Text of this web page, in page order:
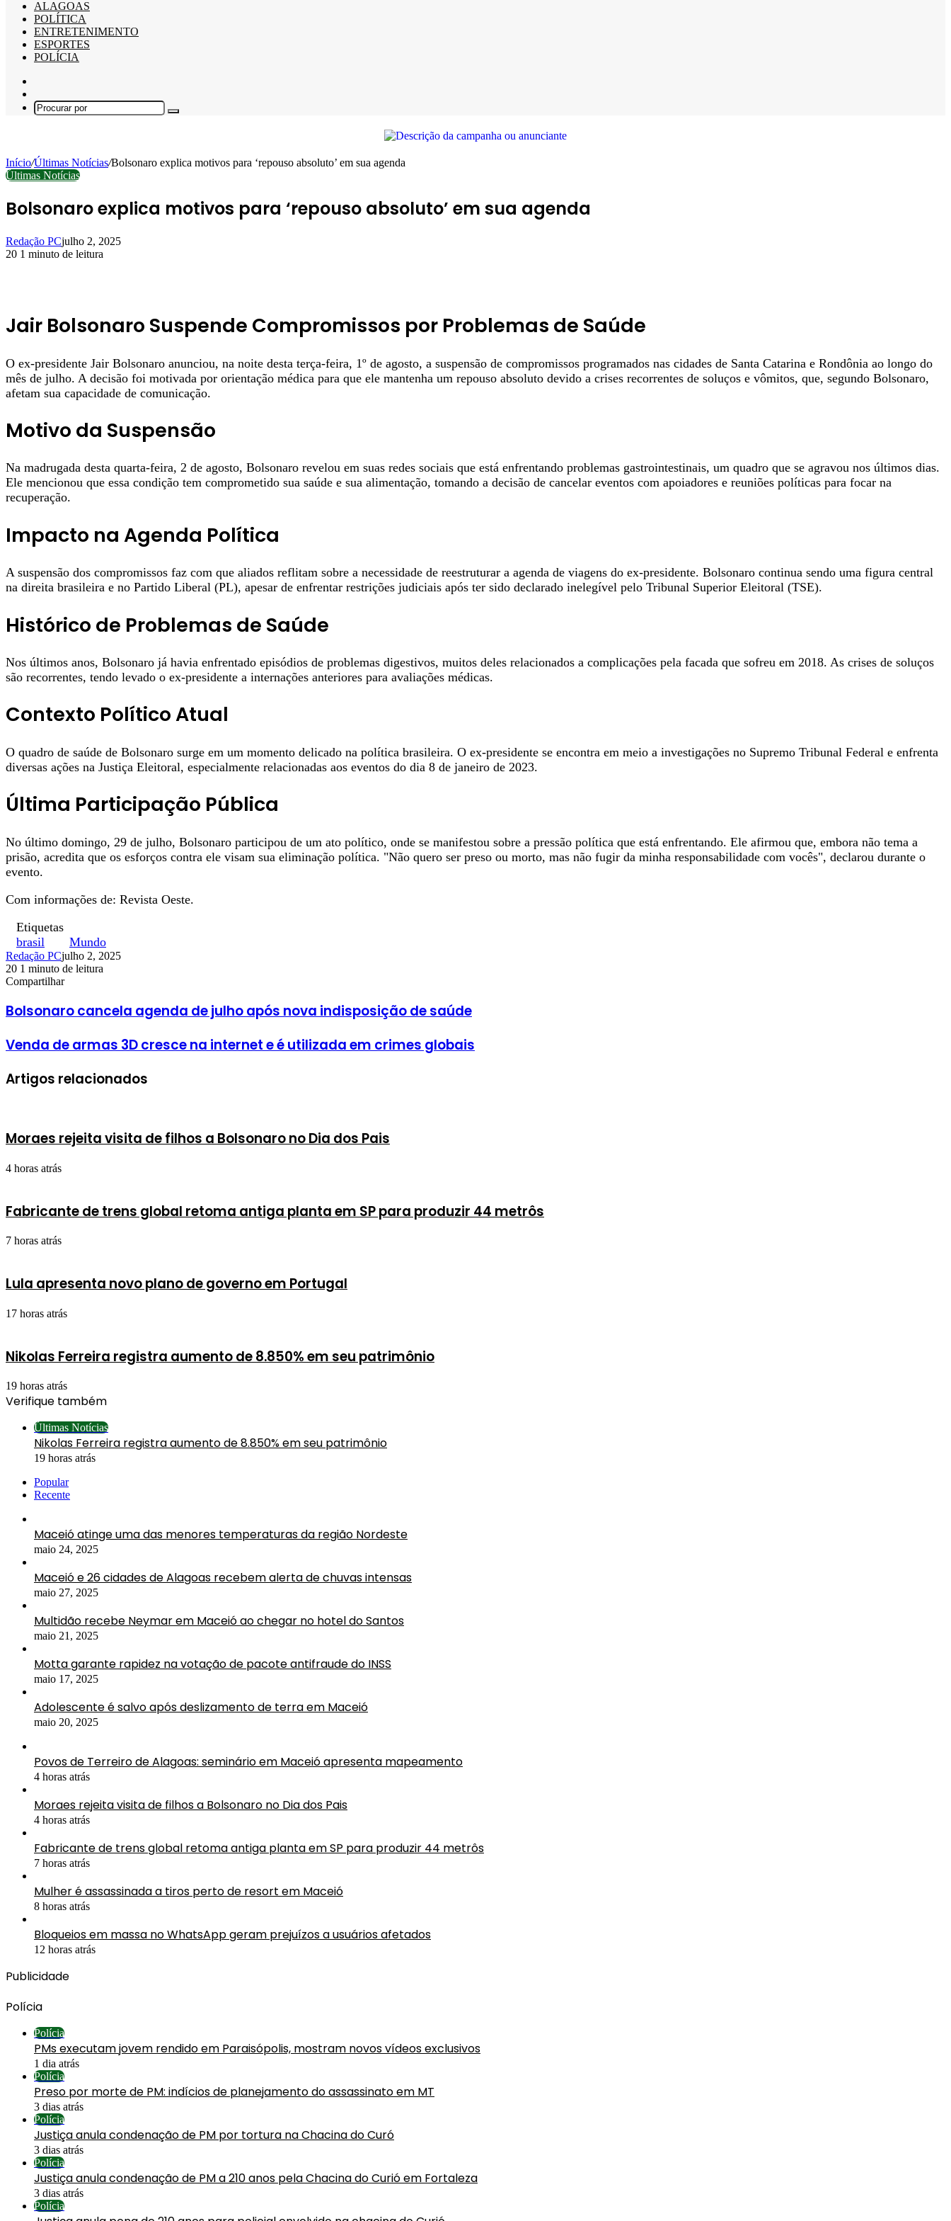
ALAGOAS
POLÍTICA
ENTRETENIMENTO
ESPORTES
POLÍCIA
skin
Procurar
Início/Últimas Notícias/Bolsonaro explica motivos para ‘repouso absoluto’ em sua agenda
Últimas Notícias
Bolsonaro explica motivos para ‘repouso absoluto’ em sua agenda
Redação PCjulho 2, 2025
20 1 minuto de leitura
Jair Bolsonaro Suspende Compromissos por Problemas de Saúde
O ex-presidente Jair Bolsonaro anunciou, na noite desta terça-feira, 1º de agosto, a suspensão de compromissos programados nas cidades de Santa Catarina e Rondônia ao longo do
mês de julho. A decisão foi motivada por orientação médica para que ele mantenha um repouso absoluto devido a crises recorrentes de soluços e vômitos, que, segundo Bolsonaro,
afetam sua capacidade de comunicação.
Motivo da Suspensão
Na madrugada desta quarta-feira, 2 de agosto, Bolsonaro revelou em suas redes sociais que está enfrentando problemas gastrointestinais, um quadro que se agravou nos últimos dias.
Ele mencionou que essa condição tem comprometido sua saúde e sua alimentação, tomando a decisão de cancelar eventos com apoiadores e reuniões políticas para focar na
recuperação.
Impacto na Agenda Política
A suspensão dos compromissos faz com que aliados reflitam sobre a necessidade de reestruturar a agenda de viagens do ex-presidente. Bolsonaro continua sendo uma figura central
na direita brasileira e no Partido Liberal (PL), apesar de enfrentar restrições judiciais após ter sido declarado inelegível pelo Tribunal Superior Eleitoral (TSE).
Histórico de Problemas de Saúde
Nos últimos anos, Bolsonaro já havia enfrentado episódios de problemas digestivos, muitos deles relacionados a complicações pela facada que sofreu em 2018. As crises de soluços
são recorrentes, tendo levado o ex-presidente a internações anteriores para avaliações médicas.
Contexto Político Atual
O quadro de saúde de Bolsonaro surge em um momento delicado na política brasileira. O ex-presidente se encontra em meio a investigações no Supremo Tribunal Federal e enfrenta
diversas ações na Justiça Eleitoral, especialmente relacionadas aos eventos do dia 8 de janeiro de 2023.
Última Participação Pública
No último domingo, 29 de julho, Bolsonaro participou de um ato político, onde se manifestou sobre a pressão política que está enfrentando. Ele afirmou que, embora não tema a
prisão, acredita que os esforços contra ele visam sua eliminação política. "Não quero ser preso ou morto, mas não fugir da minha responsabilidade com vocês", declarou durante o
evento.
Com informações de: Revista Oeste.
Etiquetas
brasil
Mundo
Redação PCjulho 2, 2025
20 1 minuto de leitura
Facebook
X
Linkedin
Pinterest
WhatsApp
Telegram
Compartilhar
Bolsonaro cancela agenda de julho após nova indisposição de saúde
Venda de armas 3D cresce na internet e é utilizada em crimes globais
Artigos relacionados
Moraes rejeita visita de filhos a Bolsonaro no Dia dos Pais
4 horas atrás
Fabricante de trens global retoma antiga planta em SP para produzir 44 metrôs
7 horas atrás
Lula apresenta novo plano de governo em Portugal
17 horas atrás
Nikolas Ferreira registra aumento de 8.850% em seu patrimônio
19 horas atrás
Verifique também
Últimas Notícias
Nikolas Ferreira registra aumento de 8.850% em seu patrimônio
19 horas atrás
Popular
Recente
Maceió atinge uma das menores temperaturas da região Nordeste
maio 24, 2025
Maceió e 26 cidades de Alagoas recebem alerta de chuvas intensas
maio 27, 2025
Multidão recebe Neymar em Maceió ao chegar no hotel do Santos
maio 21, 2025
Motta garante rapidez na votação de pacote antifraude do INSS
maio 17, 2025
Adolescente é salvo após deslizamento de terra em Maceió
maio 20, 2025
Povos de Terreiro de Alagoas: seminário em Maceió apresenta mapeamento
4 horas atrás
Moraes rejeita visita de filhos a Bolsonaro no Dia dos Pais
4 horas atrás
Fabricante de trens global retoma antiga planta em SP para produzir 44 metrôs
7 horas atrás
Mulher é assassinada a tiros perto de resort em Maceió
8 horas atrás
Bloqueios em massa no WhatsApp geram prejuízos a usuários afetados
12 horas atrás
Publicidade
Polícia
Polícia
PMs executam jovem rendido em Paraisópolis, mostram novos vídeos exclusivos
1 dia atrás
Polícia
Preso por morte de PM: indícios de planejamento do assassinato em MT
3 dias atrás
Polícia
Justiça anula condenação de PM por tortura na Chacina do Curó
3 dias atrás
Polícia
Justiça anula condenação de PM a 210 anos pela Chacina do Curió em Fortaleza
3 dias atrás
Polícia